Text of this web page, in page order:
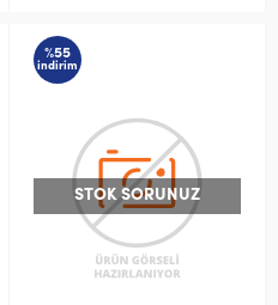
%55
indirim
STOK SORUNUZ